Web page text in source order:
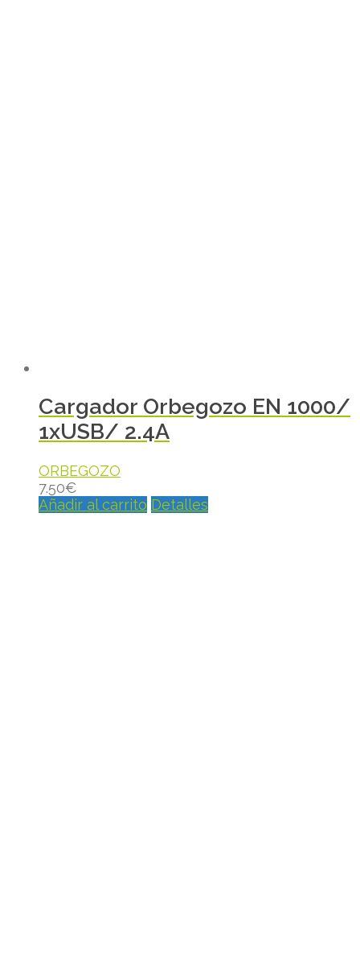
Cargador Orbegozo EN 1000/
1xUSB/ 2.4A
ORBEGOZO
7.50€
Añadir al carrito Detalles